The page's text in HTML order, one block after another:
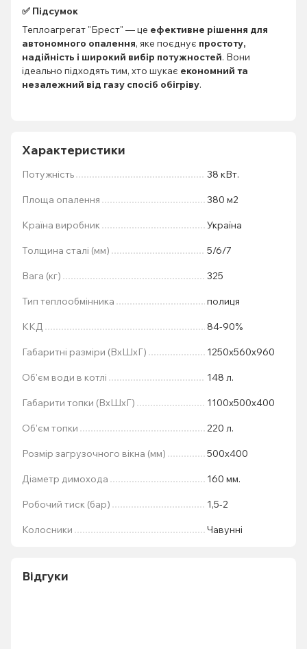
✅ Підсумок
Теплоагрегат "Брест" — це ефективне рішення для
автономного опалення, яке поєднує простоту,
надійність і широкий вибір потужностей. Вони
ідеально підходять тим, хто шукає економний та
незалежний від газу спосіб обігріву.
Характеристики
Потужність 38 кВт.
Площа опалення 380 м2
Країна виробник Україна
Толщина сталі (мм) 5/6/7
Вага (кг) 325
Тип теплообмінника полиця
ККД 84-90%
Габаритні разміри (ВхШхГ) 1250х560х960
Об'єм води в котлі 148 л.
Габарити топки (ВхШхГ) 1100x500x400
Об'єм топки 220 л.
Розмір загрузочного вікна (мм) 500x400
Діаметр димохода 160 мм.
Робочий тиск (бар) 1,5-2
Колосники Чавунні
Відгуки